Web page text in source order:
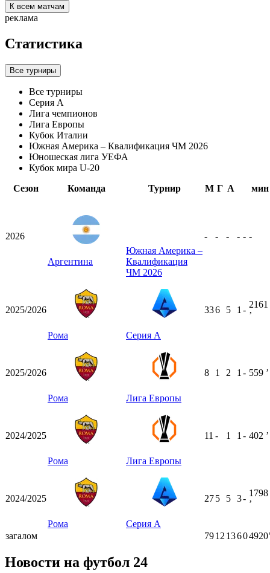
К всем матчам
реклама
Статистика
Все турниры
Все турниры
Серия А
Лига чемпионов
Лига Европы
Кубок Италии
Южная Америка – Квалификация ЧМ 2026
Юношеская лига УЕФА
Кубок мира U-20
Сезон
Команда Турнир М Г А мин
2026
Аргентина
Южная Америка –
Квалификация
ЧМ 2026
- - - - - -
2025/2026
Рома Серия А
336 5 1 -
2161
ʼ
2025/2026
Рома Лига Европы
8 1 2 1 - 559 ʼ
2024/2025
Рома Лига Европы
11 - 1 1 - 402 ʼ
2024/2025
Рома Серия А
275 5 3-
1798
ʼ
загалом 7912 1360
Новости на футбол 24